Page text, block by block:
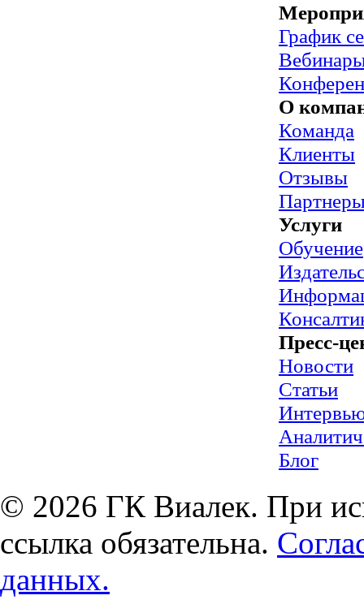
График
О
Команда
Клиенты
Отзывы
Услуги
Обучение
Пресс-
Новости
Статьи
Блог
© 2026 ГК Виалек. При
ссылка обязательна.
данных.